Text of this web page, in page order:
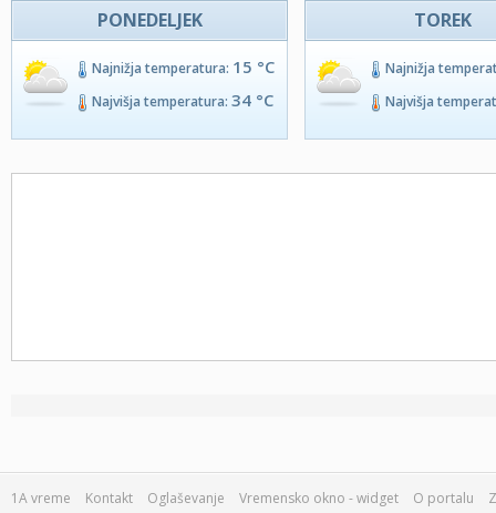
PONEDELJEK
Najnižja temperatura: 15 °C
Najvišja temperatura: 34 °C
TOREK
Najnižja
Najvišja
1A vreme Kontakt Oglaševanje Vremensko okno - widget O portalu